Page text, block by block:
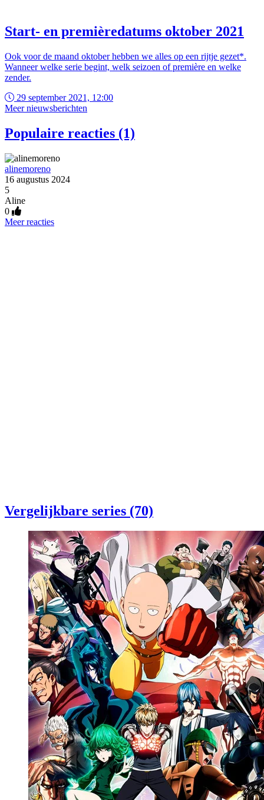
Start- en premièredatums oktober 2021
Ook voor de maand oktober hebben we alles op een rijtje gezet*.
Wanneer welke serie begint, welk seizoen of première en welke
zender.
29 september 2021, 12:00
Meer nieuwsberichten
Populaire reacties (1)
alinemoreno
16 augustus 2024
5
Aline
0
Meer reacties
Vergelijkbare series (70)